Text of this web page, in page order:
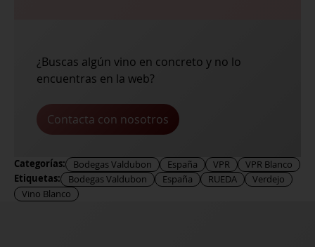
¿Buscas algún vino en concreto y no lo
encuentras en la web?
Contacta con nosotros
Categorías: Bodegas Valdubon España VPR VPR Blanco
Etiquetas: Bodegas Valdubon España RUEDA
Verdejo
Vino Blanco